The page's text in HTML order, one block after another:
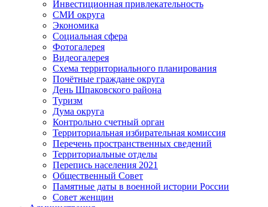
Инвестиционная привлекательность
СМИ округа
Экономика
Социальная сфера
Фотогалерея
Видеогалерея
Схема территориального планирования
Почётные граждане округа
День Шпаковского района
Туризм
Дума округа
Контрольно счетный орган
Территориальная избирательная комиссия
Перечень пространственных сведений
Территориальные отделы
Перепись населения 2021
Общественный Совет
Памятные даты в военной истории России
Совет женщин